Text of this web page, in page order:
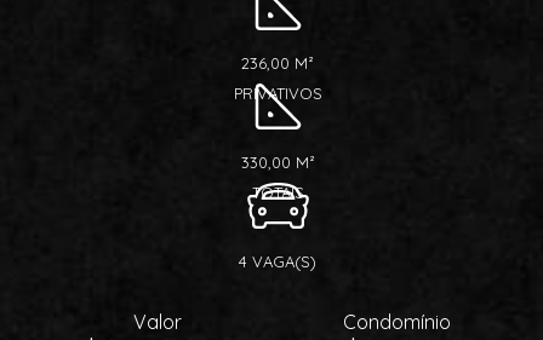
236,00 M²
PRIVATIVOS
330,00 M²
TOTAIS
4 VAGA(S)
Valor Condomínio